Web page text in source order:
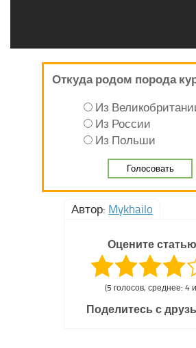
Откуда родом порода
Из
Из России
Из Польши
Автор: Mykhailo
Оцените
(5 голосов, среднее: 4
Поделитесь с